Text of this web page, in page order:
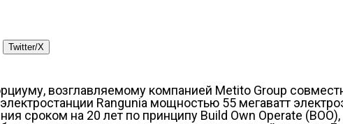
Twitter/X
возглавляемому компанией Metito Group
Rangunia мощностью 55 мегаватт
сроком на 20 лет по принципу Build Own Operate